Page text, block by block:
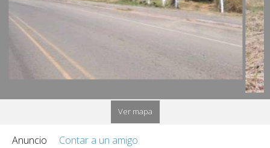
Ver mapa
Anuncio Contar a un amigo